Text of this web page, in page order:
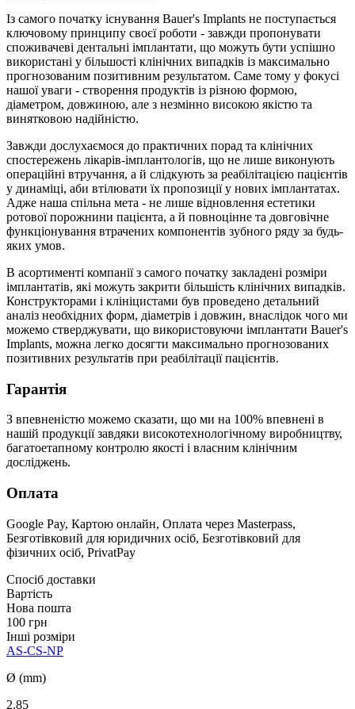
Із самого початку існування Bauer's Implants не поступається
ключовому принципу своєї роботи - завжди пропонувати
споживачеві дентальні імплантати, що можуть бути успішно
використані у більшості клінічних випадків із максимально
прогнозованим позитивним результатом. Саме тому у фокусі
нашої уваги - створення продуктів із різною формою,
діаметром, довжиною, але з незмінно високою якістю та
винятковою надійністю.
Завжди дослухаємося до практичних порад та клінічних
спостережень лікарів-імплантологів, що не лише виконують
операційні втручання, а й слідкують за реабілітацією пацієнтів
у динаміці, аби втілювати їх пропозиції у нових імплантатах.
Адже наша спільна мета - не лише відновлення естетики
ротової порожнини пацієнта, а й повноцінне та довговічне
функціонування втрачених компонентів зубного ряду за будь-
яких умов.
В асортименті компанії з самого початку закладені розміри
імплантатів, які можуть закрити більшість клінічних випадків.
Конструкторами і клініцистами був проведено детальний
аналіз необхідних форм, діаметрів і довжин, внаслідок чого ми
можемо стверджувати, що використовуючи імплантати Bauer's
Implants, можна легко досягти максимально прогнозованих
позитивних результатів при реабілітації пацієнтів.
Гарантія
З впевненістю можемо сказати, що ми на 100% впевнені в
нашій продукції завдяки високотехнологічному виробництву,
багатоетапному контролю якості і власним клінічним
досліджень.
Оплата
Google Pay, Картою онлайн, Оплата через Masterpass,
Безготівковий для юридичних осіб, Безготівковий для
фізичних осіб, PrivatPay
Спосіб доставки
Вартість
Нова пошта
100 грн
Інші розміри
AS-CS-NP
Ø (mm)
2.85